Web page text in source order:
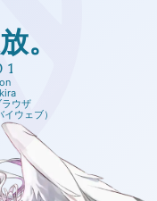
。
ウザ
ウェブ）